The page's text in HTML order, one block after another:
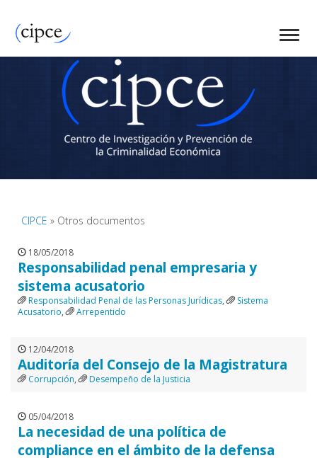
CIPCE » Otros documentos
18/05/2018
Responsabilidad penal empresaria y
sistema acusatorio
Responsabilidad Penal de las Personas Jurídicas,
Sistema
Acusatorio, Arrepentido
12/04/2018
Auditoría del Consejo de la Magistratura
Corrupción, Desempeño de la Justicia
05/04/2018
La necesidad de una política de
compliance en el ámbito de la defensa